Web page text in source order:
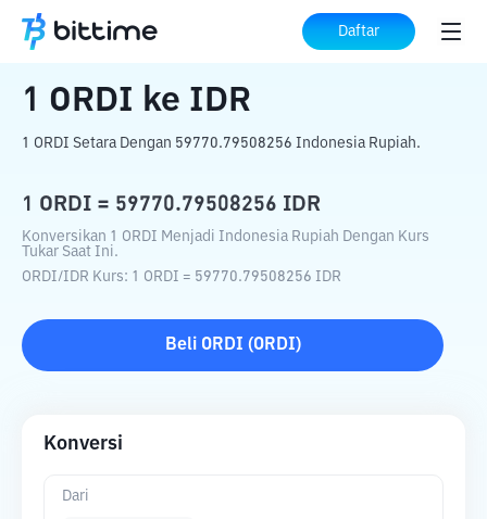
Daftar
Beranda Konverter Kripto ke IDR
1 ORDI ke IDR
1 ORDI Setara Dengan 59770.79508256 Indonesia Rupiah.
1 ORDI = 59770.79508256 IDR
Konversikan 1 ORDI Menjadi Indonesia Rupiah Dengan Kurs
Tukar Saat Ini.
ORDI/IDR Kurs: 1 ORDI = 59770.79508256 IDR
Beli ORDI (ORDI)
Konversi
Dari